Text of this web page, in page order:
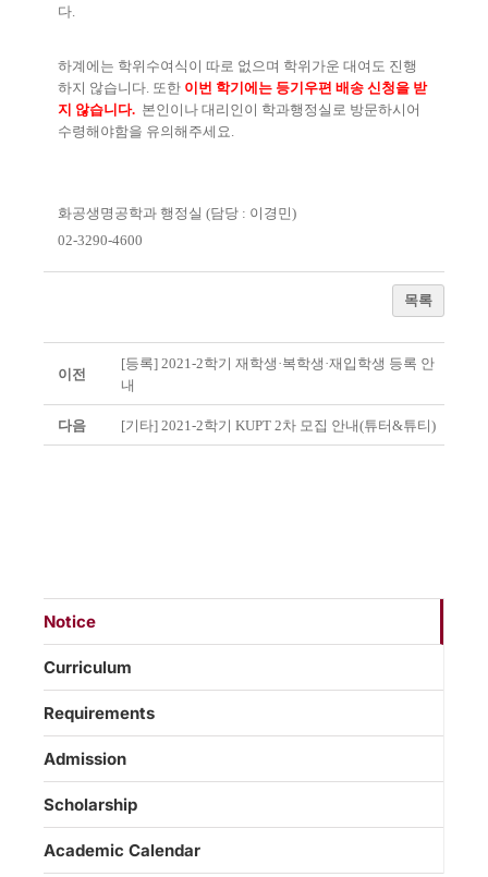
다.
하계에는 학위수여식이 따로 없으며 학위가운 대여도 진행
하지 않습니다. 또한 이번 학기에는 등기우편 배송 신청을 받
지 않습니다. 본인이나 대리인이 학과행정실로 방문하시어
수령해야함을 유의해주세요.
화공생명공학과 행정실 (담당 : 이경민)
02-3290-4600
목록
이전
[등록] 2021-2학기 재학생·복학생·재입학생 등록 안
내
다음 [기타] 2021-2학기 KUPT 2차 모집 안내(튜터&튜티)
Notice
Curriculum
Requirements
Admission
Scholarship
Academic Calendar